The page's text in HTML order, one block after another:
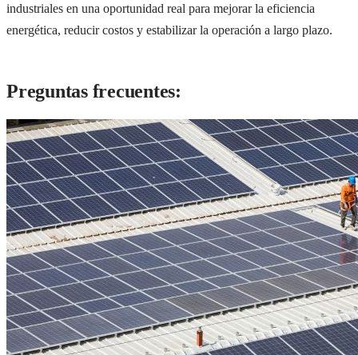
industriales en una oportunidad real para mejorar la eficiencia
energética, reducir costos y estabilizar la operación a largo plazo.
Preguntas frecuentes: